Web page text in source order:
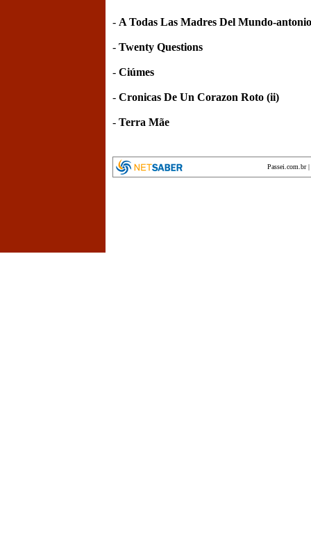
- A Todas Las Madres Del Mundo-
- Twenty Questions
- Ciúmes
- Cronicas De Un Corazon Roto (ii)
- Terra Mãe
Passei.com.br|